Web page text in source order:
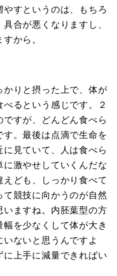
すというのは、もちろ
合が悪くなりますし、
から。
りと摂った上で、体が
るという感じです。２
すが、どんどん食べら
。最後は点滴で生命を
見ていて、人は食べら
激やせしていくんだな
ども、しっかり食べて
競技に向かうのが自然
ますね。内胚葉型の方
を少なくして体が大き
ないと思うんですよ
上手に減量できればい